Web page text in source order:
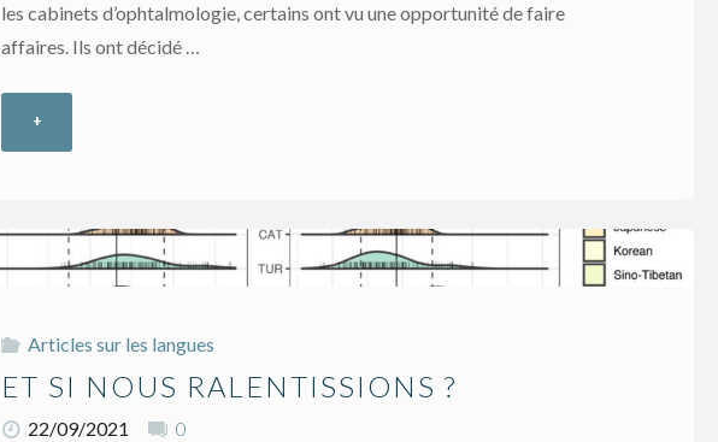
les cabinets d’ophtalmologie, certains ont vu une opportunité de faire
affaires. Ils ont décidé …
+"4
–
14ème
épisode"
Articles sur les langues
ET SI NOUS RALENTISSIONS ?
22/09/2021 0